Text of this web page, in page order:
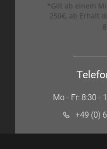
*Gilt ab einem
250€, ab Erhalt
Mo - Fr: 8:30 -
+49 (0)